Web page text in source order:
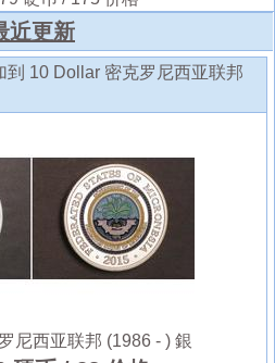
近更新
到 10 Dollar 密克罗尼西亚联邦
尼西亚联邦 (1986 - ) 銀